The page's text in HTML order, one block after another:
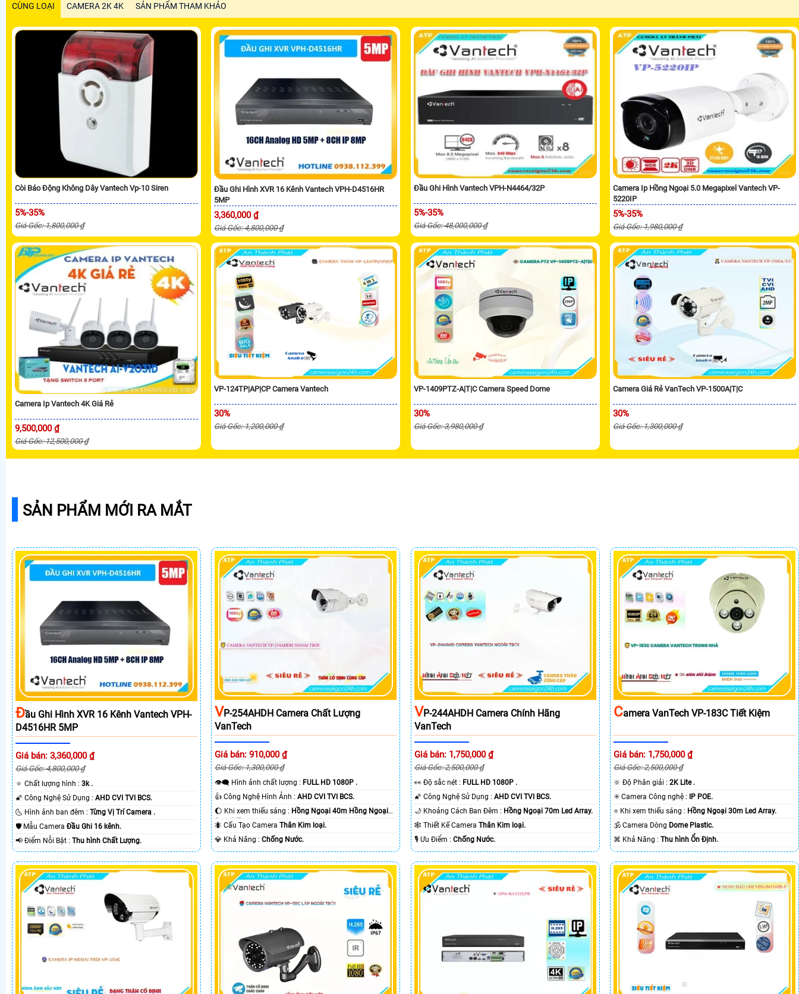
CÙNG LOẠI CAMERA 2K 4K SẢN PHẨM THAM KHẢO
Còi Báo Động Không Dây Vantech Vp-10 Siren
5%-35%
Giá Gốc: 1,800,000 ₫
Đầu Ghi Hình XVR 16 Kênh Vantech VPH-D4516HR
5MP
3,360,000 ₫
Giá Gốc: 4,800,000 ₫
Đầu Ghi Hình Vantech VPH-N4464/32P
5%-35%
Giá Gốc: 48,000,000 ₫
Camera Ip Hồng Ngoại 5.0 Megapixel Vantech VP-
5220IP
5%-35%
Giá Gốc: 1,980,000 ₫
Camera Ip Vantech 4K Giá Rẻ
9,500,000 ₫
Giá Gốc: 12,500,000 ₫
VP-124TP|AP|CP Camera Vantech
30%
Giá Gốc: 1,200,000 ₫
VP-1409PTZ-A|T|C Camera Speed Dome
30%
Giá Gốc: 3,980,000 ₫
Camera Giá Rẻ VanTech VP-1500A|T|C
30%
Giá Gốc: 1,300,000 ₫
SẢN PHẨM MỚI RA MẮT
ĐẦu Ghi Hình XVR 16 Kênh Vantech VPH-
D4516HR 5MP
Giá bán: 3,360,000 ₫
Giá Gốc: 4,800,000 ₫
🔅 Chất lượng hình : 3k .
🌠 Công Nghệ Sử Dụng : AHD CVI TVI BCS.
🌜 Hình ảnh ban đêm : Từng Vị Trí Camera .
🛡 Mẫu Camera Đầu Ghi 16 kênh.
️📢 Điểm Nỗi Bật : Thu hình Chất Lượng.
VP-254AHDH Camera Chất Lượng
VanTech
Giá bán: 910,000 ₫
Giá Gốc: 1,300,000 ₫
👁️‍🗨 Hình ảnh chất lượng : FULL HD 1080P .
👍 Công Nghệ Hình Ảnh :AHD CVI TVI BCS.
🌔 Khi xem thiếu sáng : Hồng Ngoại 40m Hồng Ngoại
Smart IR.
🐜 Cấu Tạo CameraThân Kim loại.
️💎 Khả Năng :Chống Nước.
VP-244AHDH Camera Chính Hãng
VanTech
Giá bán: 1,750,000 ₫
Giá Gốc: 2,500,000 ₫
️👀 Độ sắc nét : FULL HD 1080P .
🌠 Công Nghệ Sử Dụng : AHD CVI TVI BCS.
🌙 Khoảng Cách Ban Đêm : Hồng Ngoại 70m Led Array.
🕸️ Thiết Kế Camera Thân Kim loại.
️🎙 Ưu Điểm : Chống Nước.
CAmera VanTech VP-183C Tiết Kiệm
Giá bán: 1,750,000 ₫
Giá Gốc: 2,500,000 ₫
🔆 Độ Phân giải :2K Lite .
✳️ Camera Công nghệ :
IP POE.
⭐ Khi xem thiếu sáng : Hồng Ngoại 30m Led Array.
🕉️ Camera Dòng Dome Plastic.
️⌘ Khả Năng :Thu hình Ổn Định.